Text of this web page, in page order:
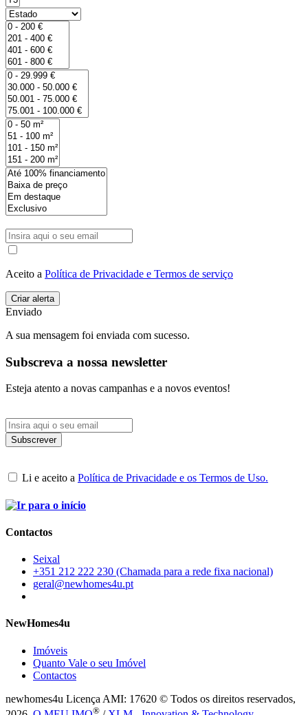
Aceito a Política de Privacidade e Termos de serviço
Enviado
A sua mensagem foi enviada com sucesso.
Subscreva a nossa newsletter
Esteja atento a novas campanhas e a novos eventos!
Li e aceito a Política de Privacidade e os Termos de Uso.
Contactos
Seixal
+351 212 222 230 (Chamada para a rede fixa nacional)
geral@newhomes4u.pt
NewHomes4u
Imóveis
Quanto Vale o seu Imóvel
Contactos
newhomes4u Licença AMI: 17620 © Todos os direitos reservados,
®